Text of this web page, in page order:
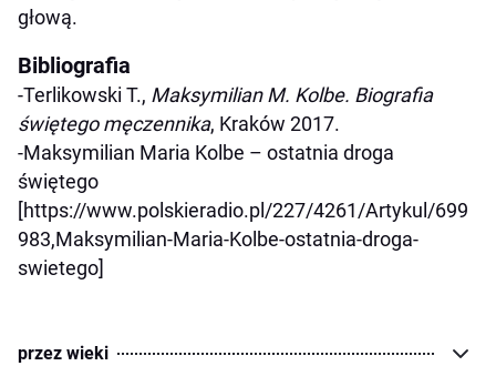
głową.
Bibliografia
-Terlikowski T., Maksymilian M. Kolbe. Biografia
świętego męczennika, Kraków 2017.
-Maksymilian Maria Kolbe – ostatnia droga
świętego
[https://www.polskieradio.pl/227/4261/Artykul/699
983,Maksymilian-Maria-Kolbe-ostatnia-droga-
swietego]
przez wieki